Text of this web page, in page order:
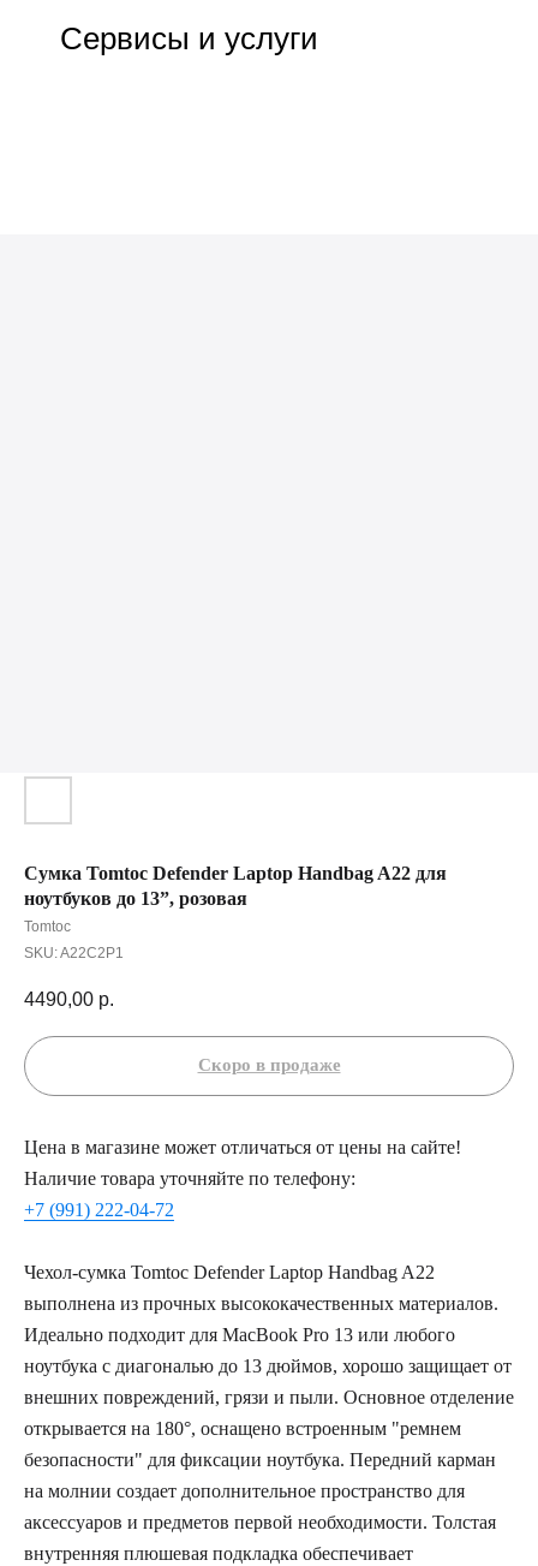
Сервисы и услуги
Сумка Tomtoc Defender Laptop Handbag A22 для
ноутбуков до 13”, розовая
Tomtoc
SKU:A22C2P1
4490,00 р.
Цена в магазине может отличаться от цены на сайте!
Наличие товара уточняйте по телефону:
+7 (991) 222-04-72
Чехол-сумка Tomtoc Defender Laptop Handbag A22
выполнена из прочных высококачественных материалов.
Идеально подходит для MacBook Pro 13 или любого
ноутбука с диагональю до 13 дюймов, хорошо защищает от
внешних повреждений, грязи и пыли. Основное отделение
открывается на 180°, оснащено встроенным "ремнем
безопасности" для фиксации ноутбука. Передний карман
на молнии создает дополнительное пространство для
аксессуаров и предметов первой необходимости. Толстая
внутренняя плюшевая подкладка обеспечивает